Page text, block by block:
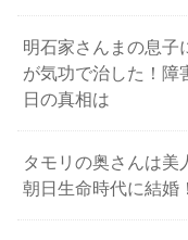
明石家さんまの息子
が気功で治した！障
日の真相は
タモリの奥さんは美
朝日生命時代に結婚